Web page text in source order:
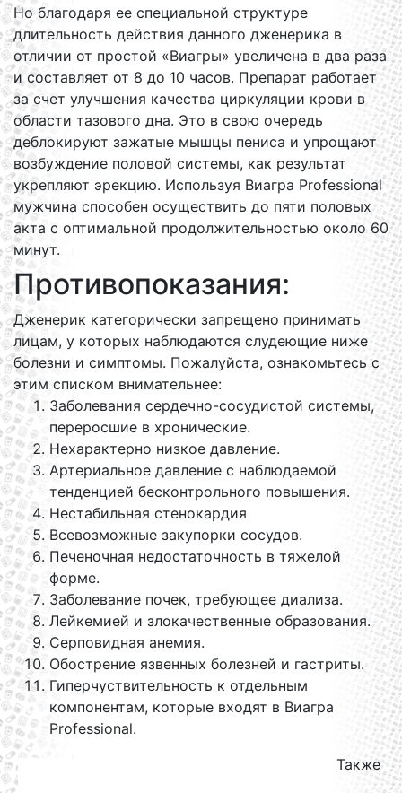
Но благодаря ее специальной структуре
длительность действия данного дженерика в
отличии от простой «Виагры» увеличена в два раза
и составляет от 8 до 10 часов. Препарат работает
за счет улучшения качества циркуляции крови в
области тазового дна. Это в свою очередь
деблокируют зажатые мышцы пениса и упрощают
возбуждение половой системы, как результат
укрепляют эрекцию. Используя Виагра Professional
мужчина способен осуществить до пяти половых
акта с оптимальной продолжительностью около 60
минут.
Противопоказания:
Дженерик категорически запрещено принимать
лицам, у которых наблюдаются слудеющие ниже
болезни и симптомы. Пожалуйста, ознакомьтесь с
этим списком внимательнее:
Заболевания сердечно-сосудистой системы,
переросшие в хронические.
Нехарактерно низкое давление.
Артериальное давление с наблюдаемой
тенденцией бесконтрольного повышения.
Нестабильная стенокардия
Всевозможные закупорки сосудов.
Печеночная недостаточность в тяжелой
форме.
Заболевание почек, требующее диализа.
Лейкемией и злокачественные образования.
Серповидная анемия.
Обострение язвенных болезней и гастриты.
Гиперчуствительность к отдельным
компонентам, которые входят в Виагра
Professional.
Также